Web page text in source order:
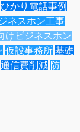
ひかり電話事例
ネスホン工事
けビジネスホン
仮設事務所 基礎
通信費削減 防